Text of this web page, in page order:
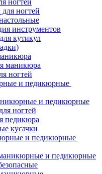
ногтей
ногтей
инструментов
кутикул
маникюра
ногтей
и педикюрные
и педикюрные
ногтей
педикюра
кусачки
и педикюрные
и педикюрные